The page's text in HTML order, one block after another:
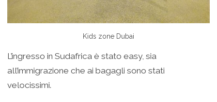
Kids zone Dubai
L’ingresso in Sudafrica è stato easy, sia
all’immigrazione che ai bagagli sono stati
velocissimi.